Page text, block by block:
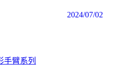
2024/07/02
手臂系列